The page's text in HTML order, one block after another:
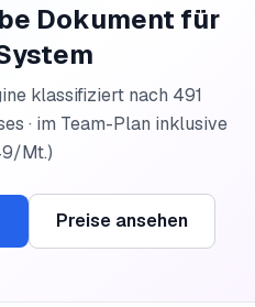
Dokument für
klassifiziert nach 491
· im Team-Plan inklusive
Mt.)
Preise ansehen